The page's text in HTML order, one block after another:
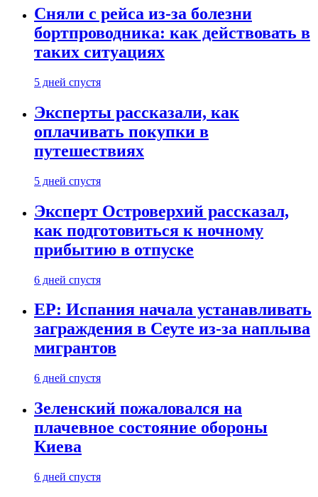
Сняли с рейса из-за болезни
бортпроводника: как действовать в
таких ситуациях
5 дней спустя
Эксперты рассказали, как
оплачивать покупки в
путешествиях
5 дней спустя
Эксперт Островерхий рассказал,
как подготовиться к ночному
прибытию в отпуске
6 дней спустя
EP: Испания начала устанавливать
заграждения в Сеуте из-за наплыва
мигрантов
6 дней спустя
Зеленский пожаловался на
плачевное состояние обороны
Киева
6 дней спустя